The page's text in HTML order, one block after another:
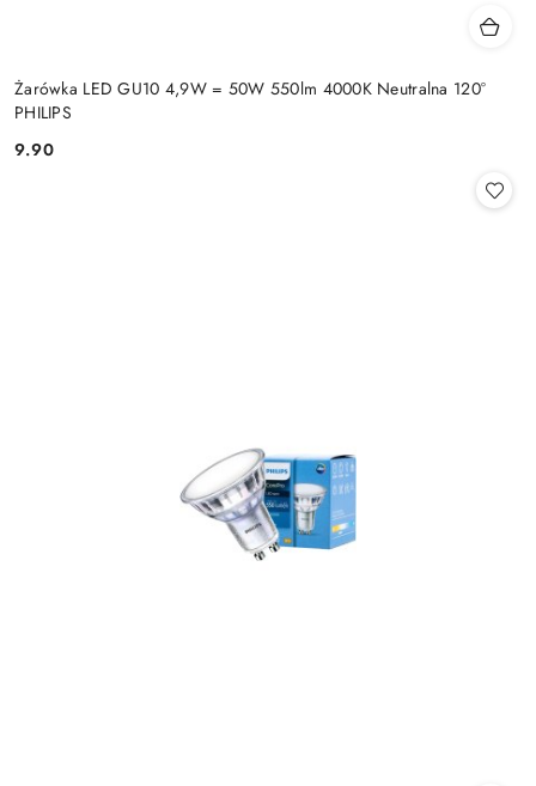
Żarówka LED GU10 4,9W = 50W 550lm 4000K Neutralna 120°
PHILIPS
Cena:
9.90